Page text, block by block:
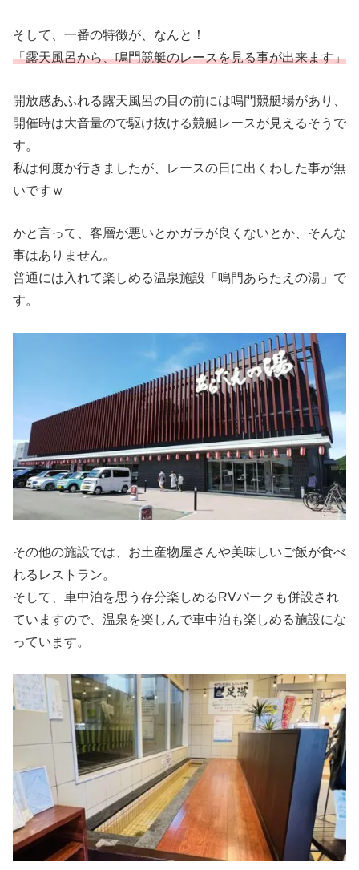
そして、一番の特徴が、なんと！
「露天風呂から、鳴門競艇のレースを見る事が出来ます」
開放感あふれる露天風呂の目の前には鳴門競艇場があり、
開催時は大音量ので駆け抜ける競艇レースが見えるそうで
す。
私は何度か行きましたが、レースの日に出くわした事が無
いですｗ
かと言って、客層が悪いとかガラが良くないとか、そんな
事はありません。
普通には入れて楽しめる温泉施設「鳴門あらたえの湯」で
す。
その他の施設では、お土産物屋さんや美味しいご飯が食べ
れるレストラン。
そして、車中泊を思う存分楽しめるRVパークも併設され
ていますので、温泉を楽しんで車中泊も楽しめる施設にな
っています。